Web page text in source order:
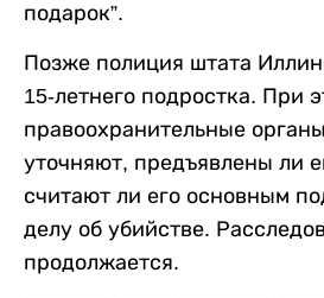
подарок”.
Позже полиция штата
15-летнего подростка. При
правоохранительные
уточняют, предъявлены ли
считают ли его основным
делу об убийстве.
продолжается.